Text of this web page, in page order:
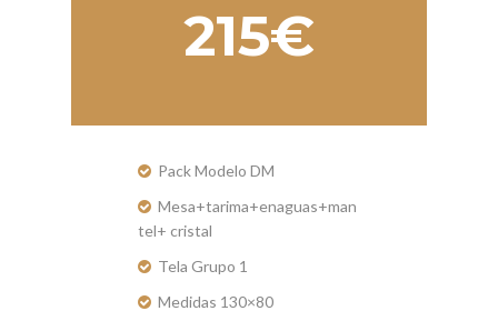
215€
Pack Modelo DM
Mesa+tarima+enaguas+man
tel+ cristal
Tela Grupo 1
Medidas 130×80